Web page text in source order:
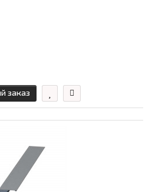
заказ